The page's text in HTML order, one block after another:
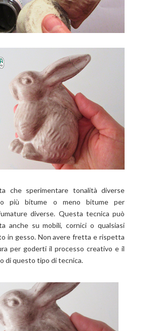
che sperimentare tonalità diverse
più bitume o meno bitume per
diverse. Questa tecnica può
anche su mobili, cornici o qualsiasi
in gesso. Non avere fretta e rispetta
per goderti il processo creativo e il
di questo tipo di tecnica.